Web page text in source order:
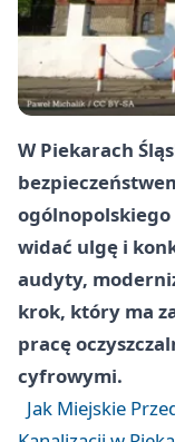
W Piekarach
ogólnopolskiego
widać ulgę i
audyty,
krok, który ma
pracę
cyfrowymi.
Jak Miejskie